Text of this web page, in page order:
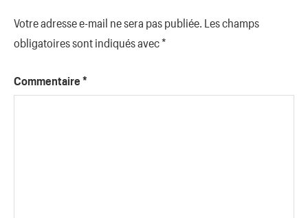
Votre adresse e-mail ne sera pas publiée. Les champs
obligatoires sont indiqués avec*
Commentaire *